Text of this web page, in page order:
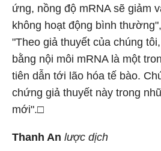
ứng, nồng độ mRNA sẽ giảm
không hoạt động bình
"Theo giả thuyết của chúng
bằng nội môi mRNA là một
tiên dẫn tới lão hóa tế bào.
chứng giả thuyết này trong
mới".□
Thanh An lược dịch